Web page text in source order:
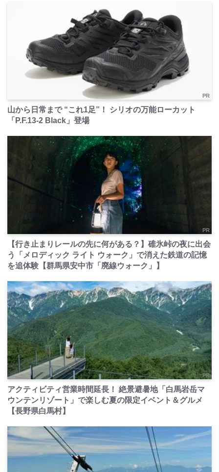
PR
山から日常まで “これ1足”！ シリオの万能ローカット
「P.F.13-2 Black」登場
PR
【行き止まりレールの先に何がある？】碓氷峠の夜に出会
う「メロディック ライト ウォーク」で消えた鉄道の記憶
を追体験【群馬県安中市「廃線ウォーク」】
PR
アクティビティ営業時間延長！ 絶景避暑地「白馬岩岳マ
ウンテンリゾート」で楽しむ夏の限定イベント＆グルメ
【長野県白馬村】